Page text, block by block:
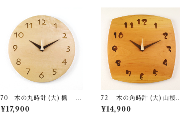
70 木の丸時計 (大) 楓 国
産 一点物 SWING オリジナ
ル 無垢 新築祝い 結婚祝い
¥17,900
72 木の角時計 (大) 山桜
国産 一点物 SWING オリジ
ナル 無垢 新築祝い 結婚祝い
¥14,900